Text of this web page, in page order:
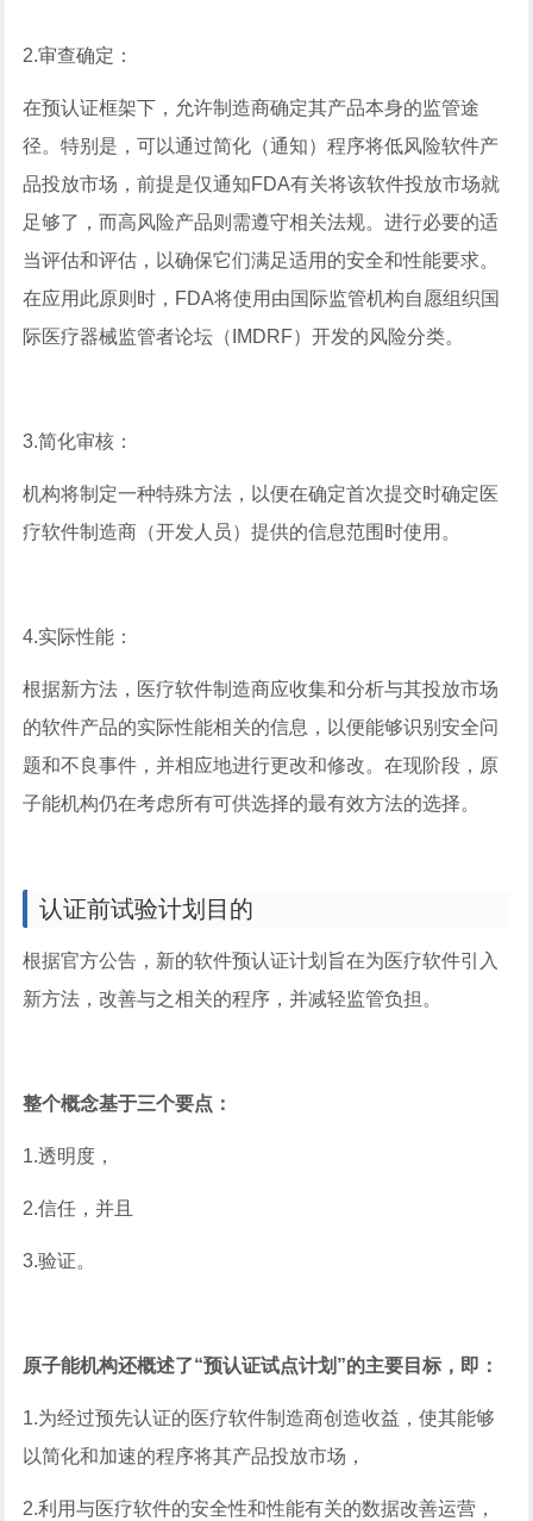
2.审查确定：
在预认证框架下，允许制造商确定其产品本身的监管途
径。特别是，可以通过简化（通知）程序将低风险软件产
品投放市场，前提是仅通知FDA有关将该软件投放市场就
足够了，而高风险产品则需遵守相关法规。进行必要的适
当评估和评估，以确保它们满足适用的安全和性能要求。
在应用此原则时，FDA将使用由国际监管机构自愿组织国
际医疗器械监管者论坛（IMDRF）开发的风险分类。
3.简化审核：
机构将制定一种特殊方法，以便在确定首次提交时确定医
疗软件制造商（开发人员）提供的信息范围时使用。
4.实际性能：
根据新方法，医疗软件制造商应收集和分析与其投放市场
的软件产品的实际性能相关的信息，以便能够识别安全问
题和不良事件，并相应地进行更改和修改。在现阶段，原
子能机构仍在考虑所有可供选择的最有效方法的选择。
认证前试验计划目的
根据官方公告，新的软件预认证计划旨在为医疗软件引入
新方法，改善与之相关的程序，并减轻监管负担。
整个概念基于三个要点：
1.透明度，
2.信任，并且
3.验证。
原子能机构还概述了“预认证试点计划”的主要目标，即：
1.为经过预先认证的医疗软件制造商创造收益，使其能够
以简化和加速的程序将其产品投放市场，
2.利用与医疗软件的安全性和性能有关的数据改善运营，